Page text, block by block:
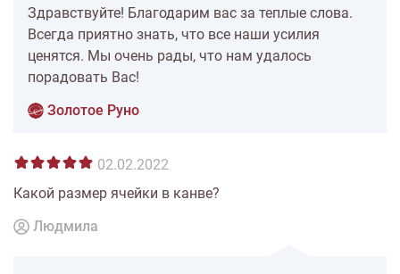
Здравствуйте! Благодарим вас за теплые слова.
Всегда приятно знать, что все наши усилия
ценятся. Мы очень рады, что нам удалось
порадовать Вас!
Золотое Руно
02.02.2022
Какой размер ячейки в канве?
Людмила